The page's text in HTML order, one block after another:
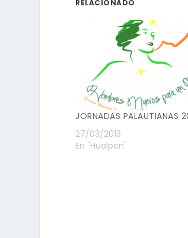
RELACIONADO
JORNADAS PALAUTIANAS
27/03/2013
En "Hualpen"